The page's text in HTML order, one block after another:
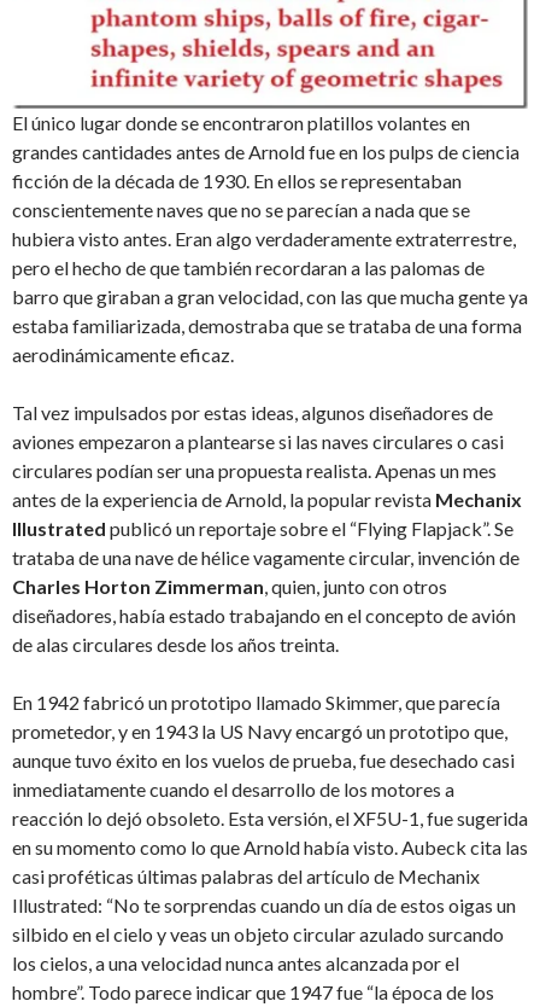
El único lugar donde se encontraron platillos volantes en
grandes cantidades antes de Arnold fue en los pulps de ciencia
ficción de la década de 1930. En ellos se representaban
conscientemente naves que no se parecían a nada que se
hubiera visto antes. Eran algo verdaderamente extraterrestre,
pero el hecho de que también recordaran a las palomas de
barro que giraban a gran velocidad, con las que mucha gente ya
estaba familiarizada, demostraba que se trataba de una forma
aerodinámicamente eficaz.
Tal vez impulsados por estas ideas, algunos diseñadores de
aviones empezaron a plantearse si las naves circulares o casi
circulares podían ser una propuesta realista. Apenas un mes
antes de la experiencia de Arnold, la popular revista Mechanix
Illustrated publicó un reportaje sobre el “Flying Flapjack”. Se
trataba de una nave de hélice vagamente circular, invención de
Charles Horton Zimmerman , quien, junto con otros
diseñadores, había estado trabajando en el concepto de avión
de alas circulares desde los años treinta.
En 1942 fabricó un prototipo llamado Skimmer, que parecía
prometedor, y en 1943 la US Navy encargó un prototipo que,
aunque tuvo éxito en los vuelos de prueba, fue desechado casi
inmediatamente cuando el desarrollo de los motores a
reacción lo dejó obsoleto. Esta versión, el XF5U-1, fue sugerida
en su momento como lo que Arnold había visto. Aubeck cita las
casi proféticas últimas palabras del artículo de Mechanix
Illustrated: “No te sorprendas cuando un día de estos oigas un
silbido en el cielo y veas un objeto circular azulado surcando
los cielos, a una velocidad nunca antes alcanzada por el
hombre”. Todo parece indicar que 1947 fue “la época de los